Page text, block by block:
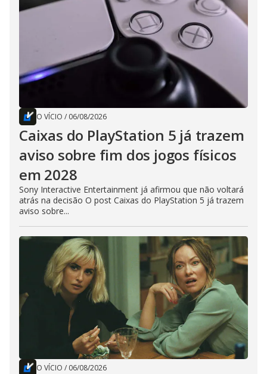
O VÍCIO / 06/08/2026
Caixas do PlayStation 5 já trazem
aviso sobre fim dos jogos físicos
em 2028
Sony Interactive Entertainment já afirmou que não voltará
atrás na decisão O post Caixas do PlayStation 5 já trazem
aviso sobre...
O VÍCIO / 06/08/2026